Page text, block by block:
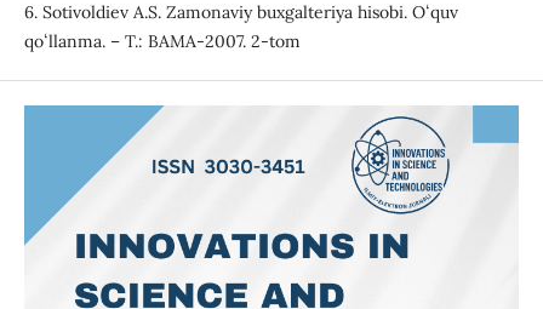
6. Sotivoldiev A.S. Zamonaviy buxgalteriya hisobi. Oʻquv
qoʻllanma. – T.: BAMA-2007. 2-tom